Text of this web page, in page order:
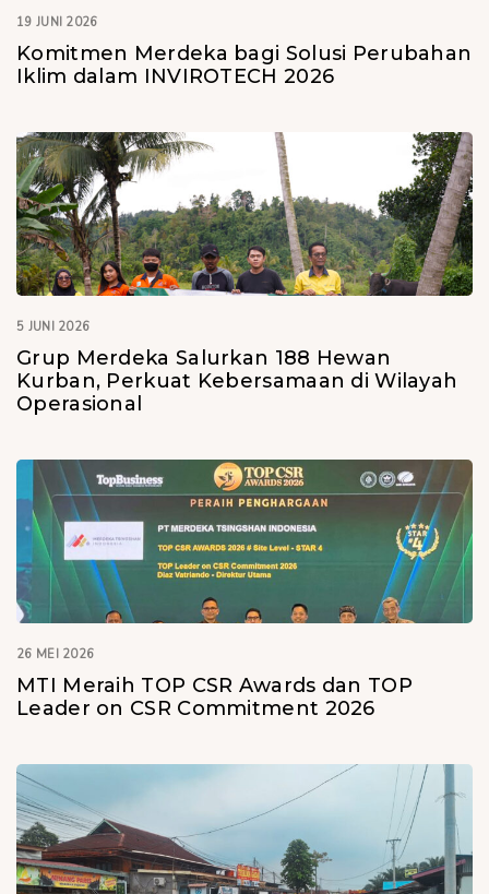
19 JUNI 2026
Komitmen Merdeka bagi Solusi Perubahan
Iklim dalam INVIROTECH 2026
5 JUNI 2026
Grup Merdeka Salurkan 188 Hewan
Kurban, Perkuat Kebersamaan di Wilayah
Operasional
26 MEI 2026
MTI Meraih TOP CSR Awards dan TOP
Leader on CSR Commitment 2026